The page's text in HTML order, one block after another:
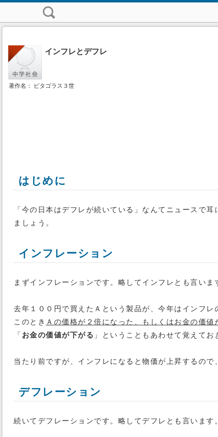
インフレとデフレ
著作名： ピタゴラス３世
はじめに
「今の日本はデフレが続いている」なんてニュースで
ましょう。
インフレーション
まずインフレーションです。略してインフレとも言い
去年１００円で買えたＡという製品が、今年はインフ
このとき Ａの価格が２倍になった、もしくはお金の価値
「 お金の価値が下がる 」ということもあわせて覚えてお
当たり前ですが、インフレになると物価が上昇するの
デフレーション
続いてデフレーションです。略してデフレとも言います